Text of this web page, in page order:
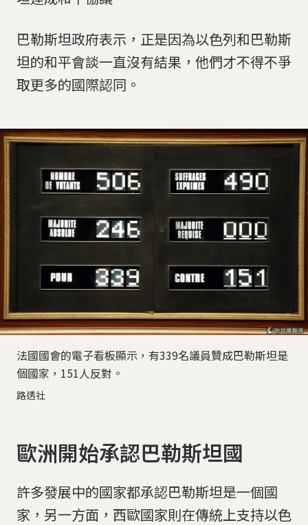
巴勒斯坦政府表示，正是因為以色列和巴勒斯
坦的和平會談一直沒有結果，他們才不得不爭
取更多的國際認同。
法國國會的電子看板顯示，有339名議員贊成巴勒斯坦是
個國家，151人反對。
路透社
歐洲開始承認巴勒斯坦國
許多發展中的國家都承認巴勒斯坦是一個國
家，另一方面，西歐國家則在傳統上支持以色